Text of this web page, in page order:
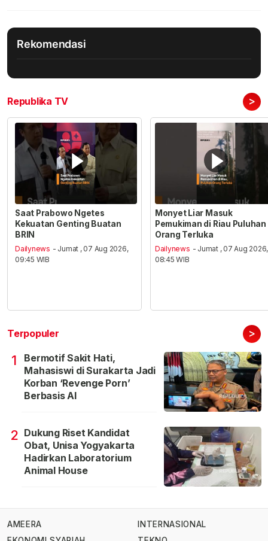
Rekomendasi
Republika TV >
Saat Prabowo Ngetes
Kekuatan Genting Buatan
BRIN
Dailynews - Jumat , 07 Aug 2026,
09:45 WIB
Monyet Liar Masuk
Pemukiman di Riau Puluhan
Orang Terluka
Dailynews - Jumat , 07 Aug 2026,
08:45 WIB
Terpopuler >
1
Bermotif Sakit Hati,
Mahasiswi di Surakarta Jadi
Korban ‘Revenge Porn’
Berbasis AI
2 Dukung Riset Kandidat
Obat, Unisa Yogyakarta
Hadirkan Laboratorium
Animal House
AMEERA
INTERNASIONAL